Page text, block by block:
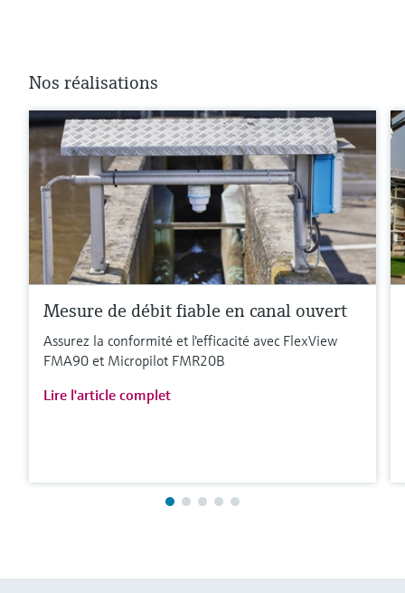
Nos réalisations
Mesure de débit fiable en canal ouvert
Assurez la conformité et l'efficacité avec FlexView
FMA90 et Micropilot FMR20B
Lire l'article complet